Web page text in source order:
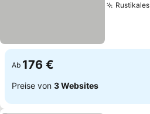
Ab 176 €
Preise von 3 Websites